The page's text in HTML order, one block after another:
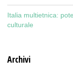
Italia multietnica:
culturale
Archivi